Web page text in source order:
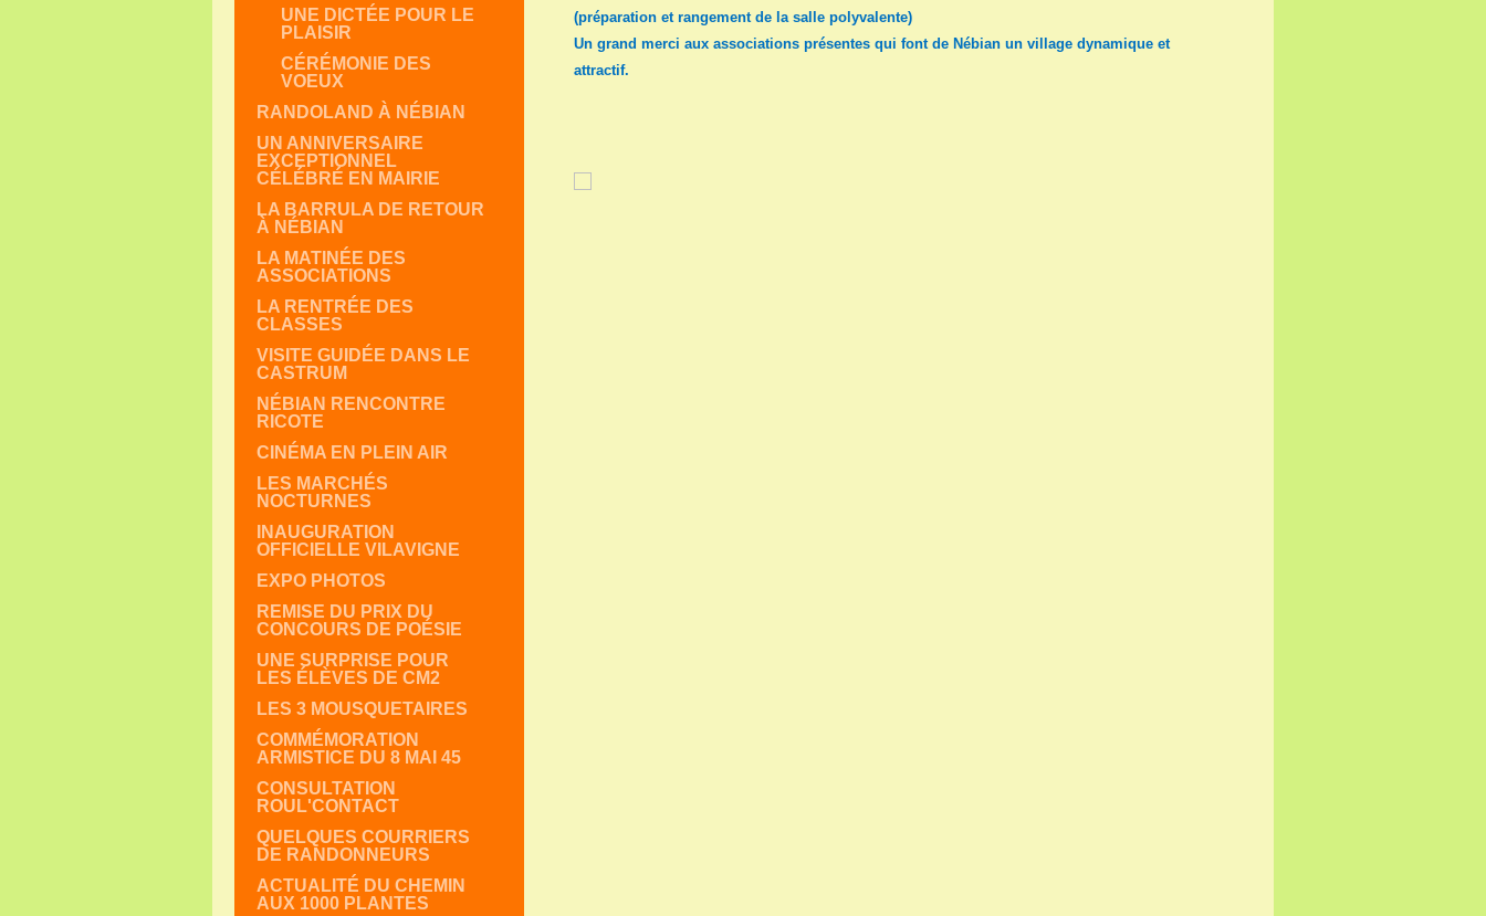
(préparation et rangement de la salle polyvalente)
Un grand merci aux associations présentes qui font de Nébian un village dynamique et
attractif.
UNE DICTÉE POUR LE
PLAISIR
CÉRÉMONIE DES
VOEUX
RANDOLAND À NÉBIAN
UN ANNIVERSAIRE
EXCEPTIONNEL
CÉLÉBRÉ EN MAIRIE
LA BARRULA DE RETOUR
À NÉBIAN
LA MATINÉE DES
ASSOCIATIONS
LA RENTRÉE DES
CLASSES
VISITE GUIDÉE DANS LE
CASTRUM
NÉBIAN RENCONTRE
RICOTE
CINÉMA EN PLEIN AIR
LES MARCHÉS
NOCTURNES
INAUGURATION
OFFICIELLE VILAVIGNE
EXPO PHOTOS
REMISE DU PRIX DU
CONCOURS DE POÉSIE
UNE SURPRISE POUR
LES ÉLÈVES DE CM2
LES 3 MOUSQUETAIRES
COMMÉMORATION
ARMISTICE DU 8 MAI 45
CONSULTATION
ROUL'CONTACT
QUELQUES COURRIERS
DE RANDONNEURS
ACTUALITÉ DU CHEMIN
AUX 1000 PLANTES